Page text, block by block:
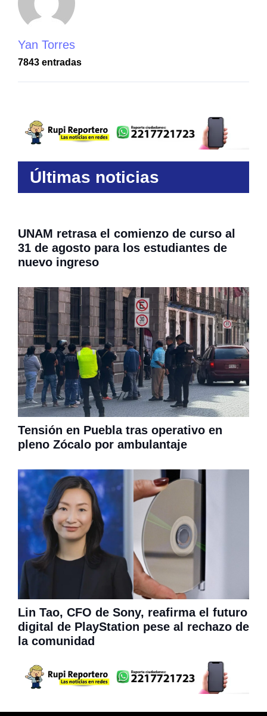
Yan Torres
7843 entradas
Últimas noticias
UNAM retrasa el comienzo de curso al
31 de agosto para los estudiantes de
nuevo ingreso
Tensión en Puebla tras operativo en
pleno Zócalo por ambulantaje
Lin Tao, CFO de Sony, reafirma el futuro
digital de PlayStation pese al rechazo de
la comunidad